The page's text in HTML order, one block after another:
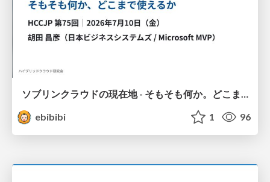
ソブリンクラウドの現在地 - そもそも何か。どこまで使えるか。
ebibibi
1 96